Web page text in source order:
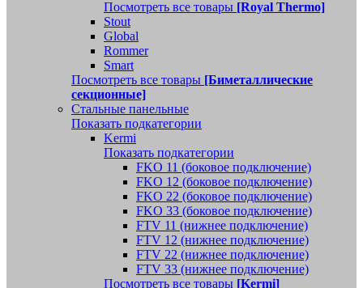
Посмотреть все товары [Royal Thermo]
Stout
Global
Rommer
Smart
Посмотреть все товары [Биметаллические
секционные]
Стальные панельные
Показать подкатегории
Kermi
Показать подкатегории
FKO 11 (боковое подключение)
FKO 12 (боковое подключение)
FKO 22 (боковое подключение)
FKO 33 (боковое подключение)
FTV 11 (нижнее подключение)
FTV 12 (нижнее подключение)
FTV 22 (нижнее подключение)
FTV 33 (нижнее подключение)
Посмотреть все товары [Kermi]